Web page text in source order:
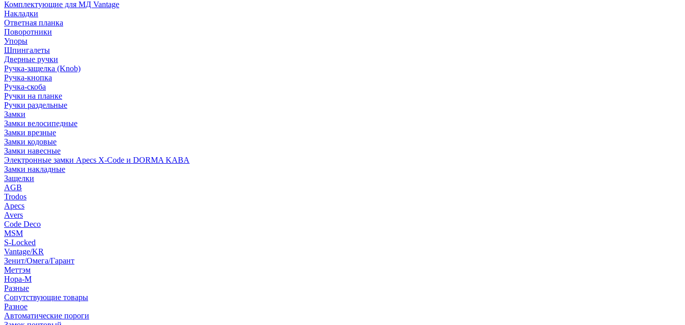
Комплектующие для МД Vantage
Накладки
Ответная планка
Поворотники
Упоры
Шпингалеты
Дверные ручки
Ручка-защелка (Knob)
Ручка-кнопка
Ручка-скоба
Ручки на планке
Ручки раздельные
Замки
Замки велосипедные
Замки врезные
Замки кодовые
Замки навесные
Электронные замки Apecs X-Code и DORMA KABA
Замки накладные
Защелки
AGB
Trodos
Apecs
Avers
Code Deco
MSM
S-Locked
Vantage/KR
Зенит/Омега/Гарант
Меттэм
Нора-М
Разные
Сопутствующие товары
Разное
Автоматические пороги